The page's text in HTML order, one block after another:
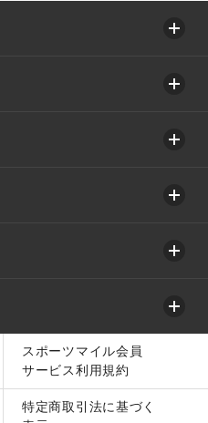
スポーツマイル会員
サービス利用規約
特定商取引法に基づく